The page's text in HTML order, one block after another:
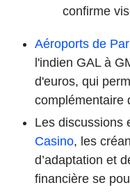
confirme
Aéroports de
l'indien GAL à
d'euros, qui
complémentaire
Les discussions
Casino, les
d’adaptation et
financière se